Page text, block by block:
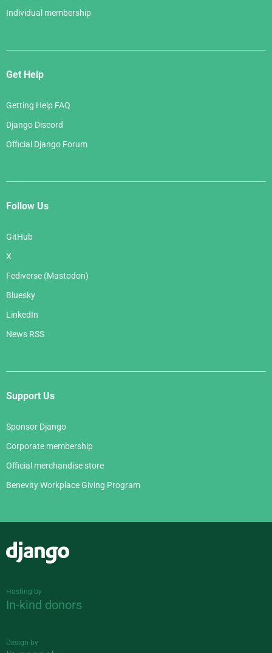
Individual membership
Get Help
Getting Help FAQ
Django Discord
Official Django Forum
Follow Us
GitHub
X
Fediverse (Mastodon)
Bluesky
LinkedIn
News RSS
Support Us
Sponsor Django
Corporate membership
Official merchandise store
Benevity Workplace Giving Program
Hosting by
In-kind donors
Design by